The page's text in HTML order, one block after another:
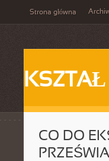
Strona główna
CO DO